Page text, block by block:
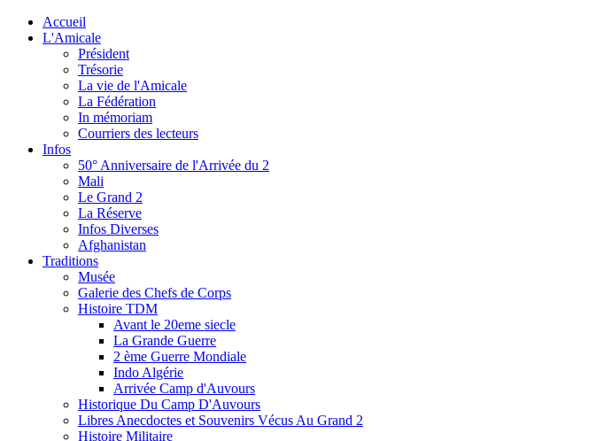
Accueil
L'Amicale
Président
Trésorie
La vie de l'Amicale
La Fédération
In mémoriam
Courriers des lecteurs
Infos
50° Anniversaire de l'Arrivée du 2
Mali
Le Grand 2
La Réserve
Infos Diverses
Afghanistan
Traditions
Musée
Galerie des Chefs de Corps
Histoire TDM
Avant le 20eme siecle
La Grande Guerre
2 ème Guerre Mondiale
Indo Algérie
Arrivée Camp d'Auvours
Historique Du Camp D'Auvours
Libres Anecdoctes et Souvenirs Vécus Au Grand 2
Histoire Militaire